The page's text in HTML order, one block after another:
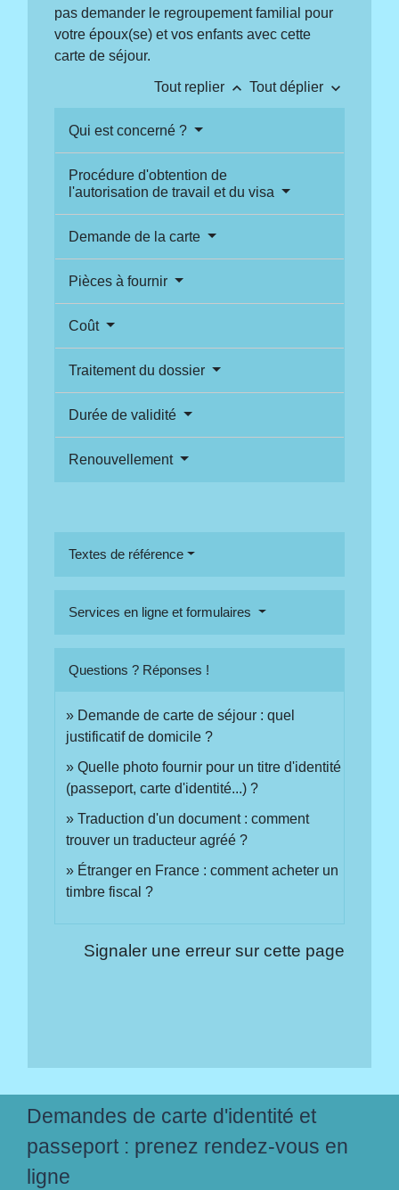
pas demander le regroupement familial pour
votre époux(se) et vos enfants avec cette
carte de séjour.
Tout replier keyboard_arrow_up Tout déplier keyboard_arrow_down
Qui est concerné ?
Procédure d'obtention de
l'autorisation de travail et du visa
Demande de la carte
Pièces à fournir
Coût
Traitement du dossier
Durée de validité
Renouvellement
Textes de référence
Services en ligne et formulaires
Questions ? Réponses !
Demande de carte de séjour : quel
justificatif de domicile ?
Quelle photo fournir pour un titre d'identité
(passeport, carte d'identité...) ?
Traduction d'un document : comment
trouver un traducteur agréé ?
Étranger en France : comment acheter un
timbre fiscal ?
Signaler une erreur sur cette page
Demandes de carte d'identité et
passeport : prenez rendez-vous en
ligne